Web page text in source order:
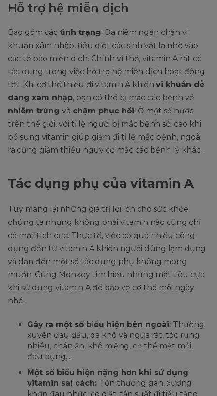
Hỗ trợ hệ miễn dịch
Bao gồm các tình trạng: Da niêm ngăn chặn vi
khuẩn xâm nhập, tiêu diệt các sinh vật lạ nhờ vào
các tế bào miễn dịch. Chính vì thế, vitamin A rất có
tác dụng trong việc hỗ trợ hệ miễn dịch hoạt động
tốt. Khi cơ thể thiếu đi vitamin A khiến vi khuẩn dễ
dàng xâm nhập, bạn có thể bị mắc các bệnh về
nhiễm trùng và chậm phục hồi. Ở một số nước
trên thế giới, với tỉ lệ người bị mắc bệnh sởi cao khi
bổ sung vitamin giúp giảm đi tỉ lệ mắc bệnh, ngoài
ra cũng giảm thiểu nguy cơ mắc các bệnh lý khác .
Tác dụng phụ của vitamin A
Tuy mang lại những giá trị lợi ích cho sức khỏe
chúng ta nhưng không phải vitamin nào cũng chỉ
có mặt tích cực. Thực tế, việc có quá nhiều công
dụng đến từ vitamin A khiến người dùng lạm dụng
và dẫn đến một số tác dụng phụ không mong
muốn. Cùng Monkey tìm hiểu những mặt tiêu cực
khi sử dụng vitamin A để bảo vệ cơ thể mỗi ngày
nhé.
Gây ra một số biểu hiện bên ngoài: Thường
xuyên đau đầu, da khô và ngứa rát, tóc rụng
nhiều, chán ăn, khô miệng, cơ thể mệt mỏi,
đau bụng,...
Một số biểu hiện nặng hơn khi sử dụng
vitamin sai cách: Tổn thương gan, xương
khớp đau nhức, co giật, tần suất đi tiểu tăng